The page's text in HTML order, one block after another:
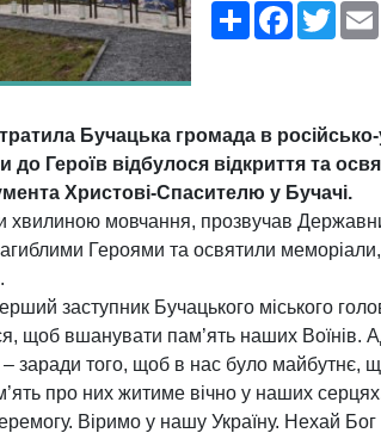
ПоширитиFacebook
Бучацька громада в російсько-
Героїв відбулося відкриття та
Христові-Спасителю у Бучачі.
хвилиною мовчання, прозвучав
Героями та освятили меморіали,
заступник Бучацького міського
щоб вшанувати пам’ять наших Воїнів.
заради того, щоб в нас було майбутнє,
про них житиме вічно у наших
Віримо у нашу Україну. Нехай